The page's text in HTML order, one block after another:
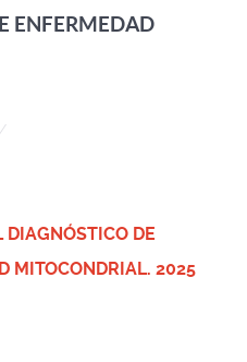
ENFERMEDAD
DIAGNÓSTICO DE
MITOCONDRIAL. 2025